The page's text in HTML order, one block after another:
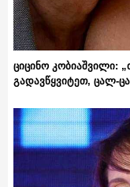
ციცინო კობიაშვილი:
გადავწყვიტეთ, ცალ-